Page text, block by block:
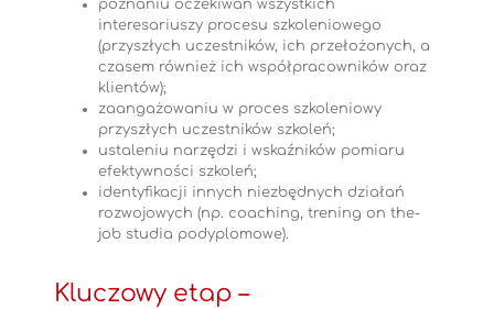
poznaniu oczekiwań wszystkich
interesariuszy procesu szkoleniowego
(przyszłych uczestników, ich przełożonych, a
czasem również ich współpracowników oraz
klientów);
zaangażowaniu w proces szkoleniowy
przyszłych uczestników szkoleń;
ustaleniu narzędzi i wskaźników pomiaru
efektywności szkoleń;
identyfikacji innych niezbędnych działań
rozwojowych (np. coaching, trening on the-
job studia podyplomowe).
Kluczowy etap –